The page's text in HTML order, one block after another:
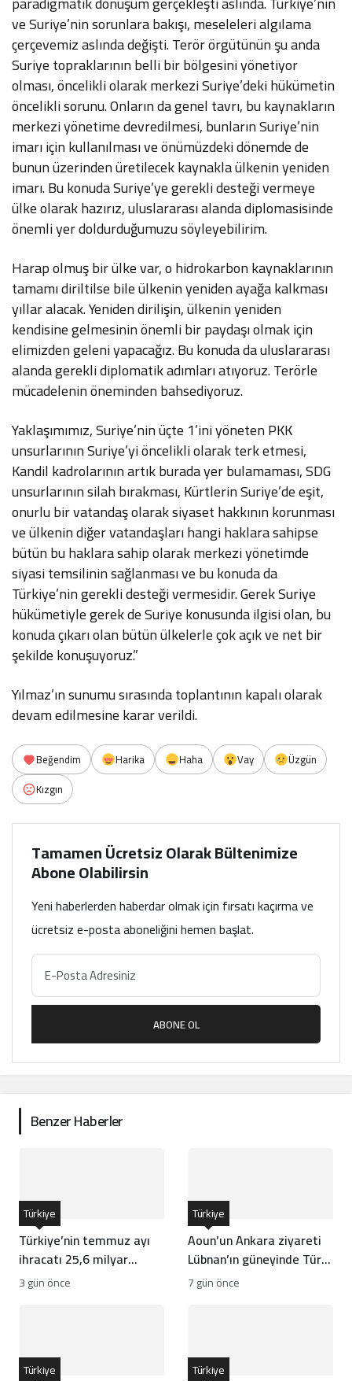
ve Suriye’nin sorunlara bakışı, meseleleri algılama
çerçevemiz aslında değişti. Terör örgütünün şu anda
Suriye topraklarının belli bir bölgesini yönetiyor
olması, öncelikli olarak merkezi Suriye’deki hükümetin
öncelikli sorunu. Onların da genel tavrı, bu kaynakların
merkezi yönetime devredilmesi, bunların Suriye’nin
imarı için kullanılması ve önümüzdeki dönemde de
bunun üzerinden üretilecek kaynakla ülkenin yeniden
imarı. Bu konuda Suriye’ye gerekli desteği vermeye
ülke olarak hazırız, uluslararası alanda diplomasisinde
önemli yer doldurduğumuzu söyleyebilirim.
Harap olmuş bir ülke var, o hidrokarbon kaynaklarının
tamamı diriltilse bile ülkenin yeniden ayağa kalkması
yıllar alacak. Yeniden dirilişin, ülkenin yeniden
kendisine gelmesinin önemli bir paydaşı olmak için
elimizden geleni yapacağız. Bu konuda da uluslararası
alanda gerekli diplomatik adımları atıyoruz. Terörle
mücadelenin öneminden bahsediyoruz.
Yaklaşımımız, Suriye’nin üçte 1’ini yöneten PKK
unsurlarının Suriye’yi öncelikli olarak terk etmesi,
Kandil kadrolarının artık burada yer bulamaması, SDG
unsurlarının silah bırakması, Kürtlerin Suriye’de eşit,
onurlu bir vatandaş olarak siyaset hakkının korunması
ve ülkenin diğer vatandaşları hangi haklara sahipse
bütün bu haklara sahip olarak merkezi yönetimde
siyasi temsilinin sağlanması ve bu konuda da
Türkiye’nin gerekli desteği vermesidir. Gerek Suriye
hükümetiyle gerek de Suriye konusunda ilgisi olan, bu
konuda çıkarı olan bütün ülkelerle çok açık ve net bir
şekilde konuşuyoruz.”
Yılmaz’ın sunumu sırasında toplantının kapalı olarak
devam edilmesine karar verildi.
Beğendim Harika Haha Vay
Üzgün
Kızgın
Tamamen Ücretsiz Olarak Bültenimize
Abone Olabilirsin
Yeni haberlerden haberdar olmak için fırsatı kaçırma ve
ücretsiz e-posta aboneliğini hemen başlat.
ABONE OL
Benzer Haberler
Türkiye’nin temmuz ayı
ihracatı 25,6 milyar
dolarla rekor kırdı
Türkiye
3 gün önce
Aoun’un Ankara ziyareti
Lübnan’ın güneyinde Türk
gücünün önünü açar mı?
Türkiye
7 gün önce
Türkiye Türkiye